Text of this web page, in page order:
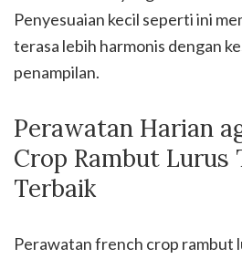
Penyesuaian kecil seperti ini
terasa lebih harmonis dengan
penampilan.
Perawatan Harian
Crop Rambut Lurus
Terbaik
Perawatan french crop rambut